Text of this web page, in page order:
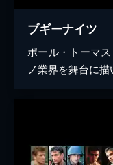
ブギーナイツ
ポール・トーマ
ノ業界を舞台に